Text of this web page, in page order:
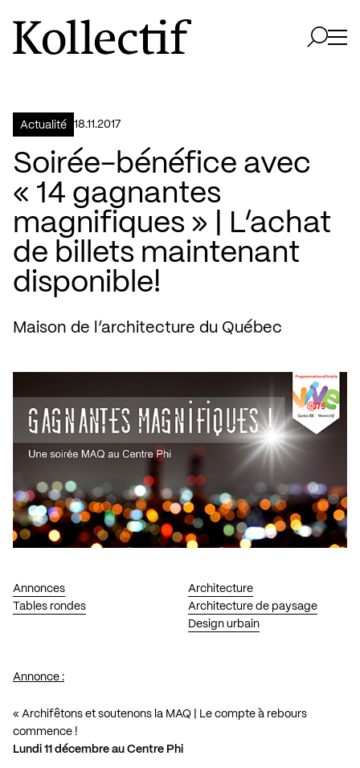
Aller à la page d'accueil
Logo Kollectif
Actualité 18.11.2017
Soirée-bénéfice avec
« 14 gagnantes
magnifiques » | L’achat
de billets maintenant
disponible!
Maison de l’architecture du Québec
Annonces
Tables rondes
Architecture
Architecture de paysage
Design urbain
Annonce :
« Archifêtons et soutenons la MAQ | Le compte à rebours
commence !
Lundi 11 décembre au Centre Phi